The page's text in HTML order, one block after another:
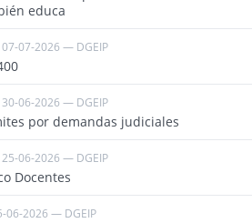
educa
07-07-2026 — DGEIP
30-06-2026 — DGEIP
por demandas judiciales
25-06-2026 — DGEIP
Docentes
06-2026 — DGEIP